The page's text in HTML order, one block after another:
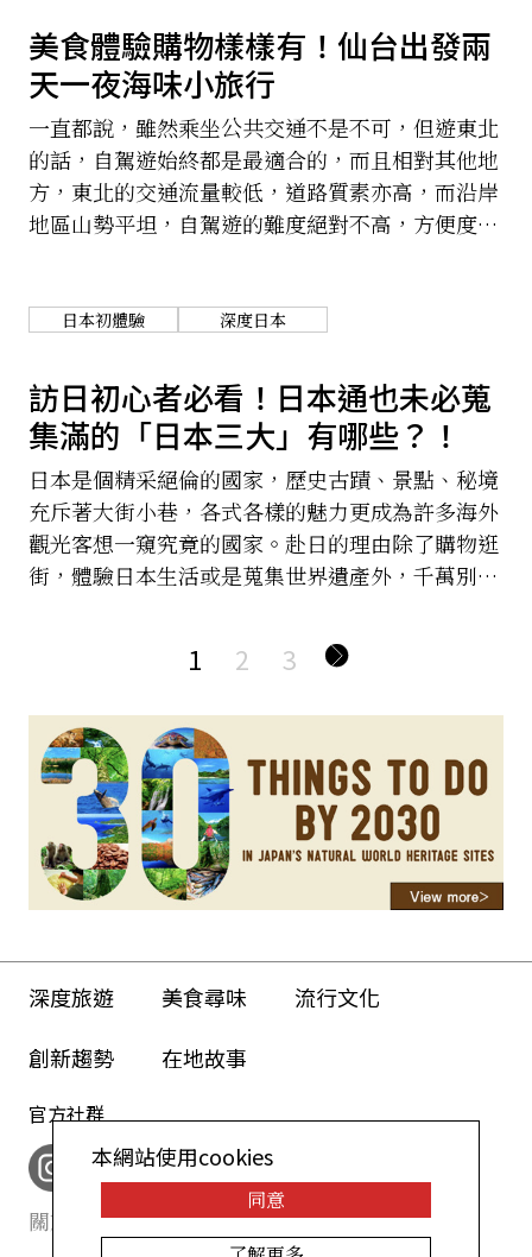
美食體驗購物樣樣有！仙台出發兩
天一夜海味小旅行
一直都說，雖然乘坐公共交通不是不可，但遊東北
的話，自駕遊始終都是最適合的，而且相對其他地
方，東北的交通流量較低，道路質素亦高，而沿岸
地區山勢平坦，自駕遊的難度絕對不高，方便度更
手兩縣海岸地區的南三陸一帶，是我一直以來也很
年前的事了。
日本初體驗 深度日本
訪日初心者必看！日本通也未必蒐
集滿的「日本三大」有哪些？！
日本是個精采絕倫的國家，歷史古蹟、景點、秘境
充斥著大街小巷，各式各樣的魅力更成為許多海外
觀光客想一窺究竟的國家。赴日的理由除了購物逛
街，體驗日本生活或是蒐集世界遺產外，千萬別忘
境、花火大會、名園、名城、櫻花、溫泉與拉麵
哦！究竟日本三大到底坐落誰家，就讓我們慢慢看
1 2 3
深度旅遊 美食尋味
流行文化
創新趨勢
在地故事
官方社群
關於我們 網站政策
本網站使用cookies
同意